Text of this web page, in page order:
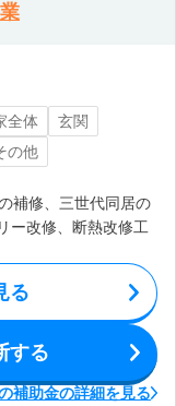
全体
玄関
の他
補修、三世代同居の
ー改修、断熱改修工
る
する
補助金の詳細を見る